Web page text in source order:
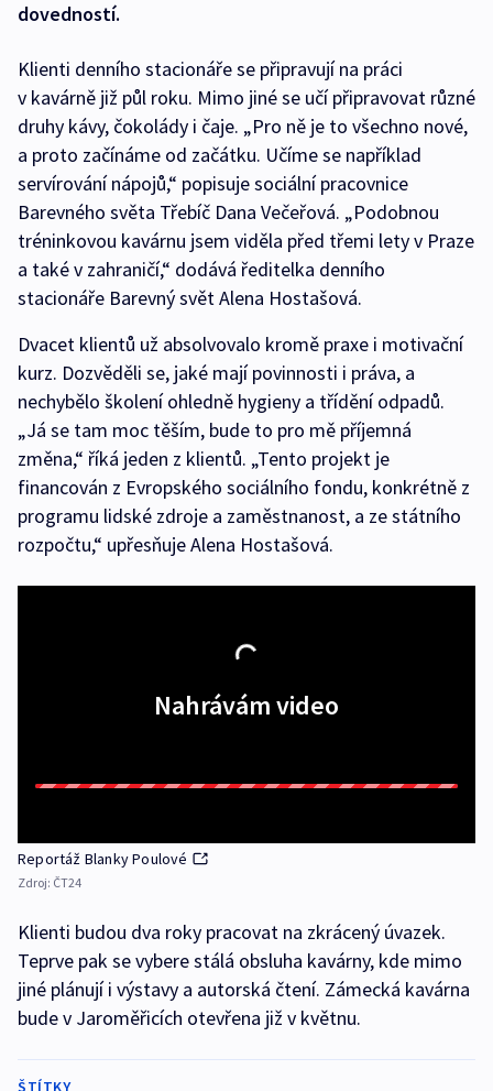
dovedností.
Klienti denního stacionáře se připravují na práci
v kavárně již půl roku. Mimo jiné se učí připravovat různé
druhy kávy, čokolády i čaje. „Pro ně je to všechno nové,
a proto začínáme od začátku. Učíme se například
servírování nápojů,“ popisuje sociální pracovnice
Barevného světa Třebíč Dana Večeřová. „Podobnou
tréninkovou kavárnu jsem viděla před třemi lety v Praze
a také v zahraničí,“ dodává ředitelka denního
stacionáře Barevný svět Alena Hostašová.
Dvacet klientů už absolvovalo kromě praxe i motivační
kurz. Dozvěděli se, jaké mají povinnosti i práva, a
nechybělo školení ohledně hygieny a třídění odpadů.
„Já se tam moc těším, bude to pro mě příjemná
změna,“ říká jeden z klientů. „Tento projekt je
financován z Evropského sociálního fondu, konkrétně z
programu lidské zdroje a zaměstnanost, a ze státního
rozpočtu,“ upřesňuje Alena Hostašová.
Nahrávám video
Reportáž Blanky Poulové
Zdroj: ČT24
Klienti budou dva roky pracovat na zkrácený úvazek.
Teprve pak se vybere stálá obsluha kavárny, kde mimo
jiné plánují i výstavy a autorská čtení. Zámecká kavárna
bude v Jaroměřicích otevřena již v květnu.
ŠTÍTKY